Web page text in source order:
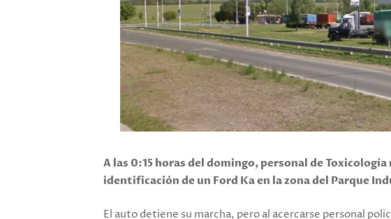
A las 0:15 horas del domingo, personal de
identificación de un Ford Ka en la zona del Parque
El auto detiene su marcha, pero al acercarse personal